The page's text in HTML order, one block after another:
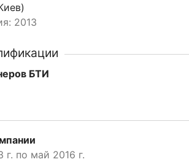
2013
БТИ
г. по май 2016 г.